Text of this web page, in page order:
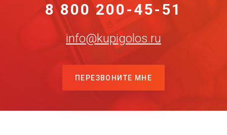
8 800 200-45-51
info@kupigolos.ru
ПЕРЕЗВОНИТЕ МНЕ